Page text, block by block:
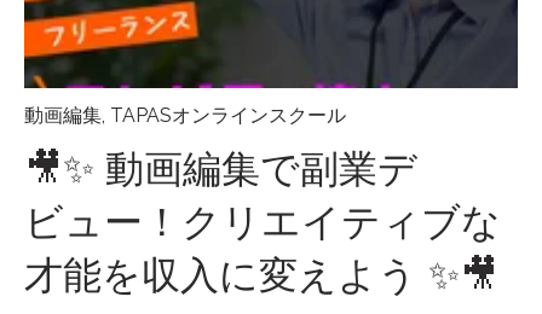
動画編集 TAPASオンラインスクール
🎥✨ 動画編集で副業デ
ビュー！クリエイティブな
才能を収入に変えよう ✨🎥